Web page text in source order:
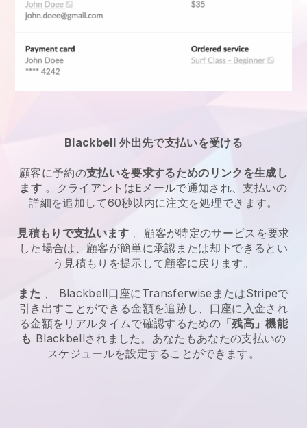
Blackbell 外出先で支払いを受ける
顧客に予約の支払いを要求するためのリンクを生成し
ます 。クライアントはEメールで通知され、支払いの
詳細を追加して60秒以内に注文を処理できます。
見積もりで支払います 。顧客が特定のサービスを要求
した場合は、顧客が簡単に承認または却下できるとい
う見積もりを提示して顧客に戻ります。
また 、 Blackbell口座にTransferwiseまたはStripeで
引き出すことができる金額を追跡し、口座に入金され
る金額をリアルタイムで確認するための「残高」機能
も Blackbellされました。あなたもあなたの支払いの
スケジュールを設定することができます。